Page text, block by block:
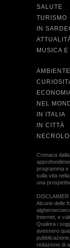
SALUTE
TURISMO
IN
MUSICA
NEL
IN ITALIA
IN CITTÀ
Cronaca
programma e
sulla vita
una
DISCLAIMER
Alcune delle
Internet, e
Qualora i
avessero
redazione di